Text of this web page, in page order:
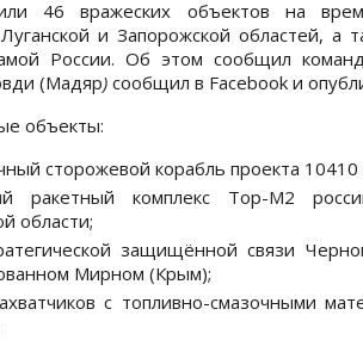
46 вражеских объектов на
и Запорожской областей, а
России. Об этом сообщил
(Мадяр) сообщил в Facebook и
объекты:
сторожевой корабль проекта
ракетный комплекс Тор-М2
области;
защищённой связи
Мирном (Крым);
с топливно-смазочными